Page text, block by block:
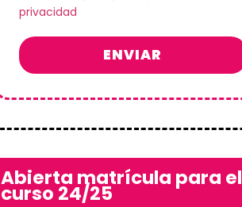
privacidad
ENVIAR
Abierta matrícula para el
curso 24/25